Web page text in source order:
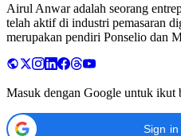
Airul Anwar adalah seorang
telah aktif di industri pemasaran
merupakan pendiri Ponselio dan
Masuk dengan Google untuk ikut
Sign